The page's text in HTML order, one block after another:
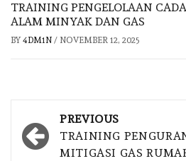
TRAINING PENGELOLAAN
ALAM MINYAK DAN GAS
BY 4DM1N / NOVEMBER 12, 2025
Post
navigation
PREVIOUS
TRAINING
MITIGASI GAS